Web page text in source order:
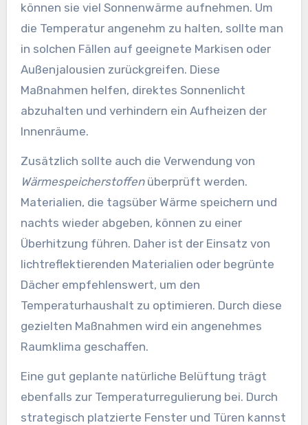
können sie viel Sonnenwärme aufnehmen. Um
die Temperatur angenehm zu halten, sollte man
in solchen Fällen auf geeignete Markisen oder
Außenjalousien zurückgreifen. Diese
Maßnahmen helfen, direktes Sonnenlicht
abzuhalten und verhindern ein Aufheizen der
Innenräume.
Zusätzlich sollte auch die Verwendung von
Wärmespeicherstoffenüberprüft werden.
Materialien, die tagsüber Wärme speichern und
nachts wieder abgeben, können zu einer
Überhitzung führen. Daher ist der Einsatz von
lichtreflektierenden Materialien oder begrünte
Dächer empfehlenswert, um den
Temperaturhaushalt zu optimieren. Durch diese
gezielten Maßnahmen wird ein angenehmes
Raumklima geschaffen.
Eine gut geplante natürliche Belüftung trägt
ebenfalls zur Temperaturregulierung bei. Durch
strategisch platzierte Fenster und Türen kannst